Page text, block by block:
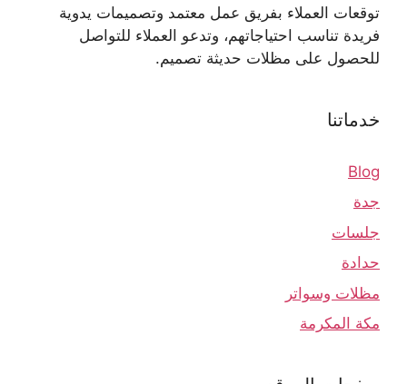
توقعات العملاء بفريق عمل معتمد وتصميمات يدوية
فريدة تناسب احتياجاتهم، وتدعو العملاء للتواصل
للحصول على مظلات حديثة تصميم.
خدماتنا
Blog
جدة
جلسات
حدادة
مظلات وسواتر
مكة المكرمة